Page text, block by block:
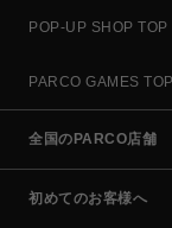
POP-UP SHOP TOP
PARCO GAMES TOP
全国のPARCO店舗
初めてのお客様へ